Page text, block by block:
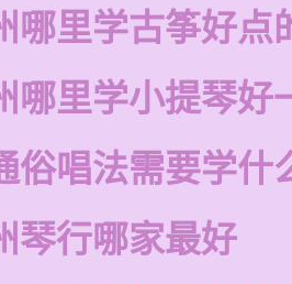
哪里学古筝好点
哪里学小提琴好
俗唱法需要学什
琴行哪家最好